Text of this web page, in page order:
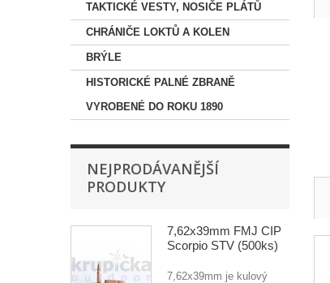
TAKTICKÉ VESTY, NOSIČE PLÁTŮ
CHRÁNIČE LOKTŮ A KOLEN
BRÝLE
HISTORICKÉ PALNÉ ZBRANĚ
VYROBENÉ DO ROKU 1890
NEJPRODÁVANĚJŠÍ
PRODUKTY
7,62x39mm FMJ CIP
Scorpio STV (500ks)
7,62x39mm je kulový